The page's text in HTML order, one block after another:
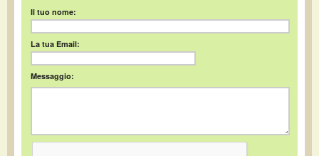
Il tuo nome:
La tua Email:
Messaggio: